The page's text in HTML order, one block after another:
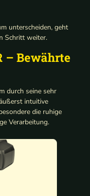
unterscheiden, geht
Schritt weiter.
– Bewährte
durch seine sehr
intuitive
die ruhige
Verarbeitung.